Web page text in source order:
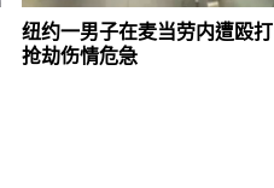
纽约一男子在麦当劳内遭殴打
抢劫伤情危急